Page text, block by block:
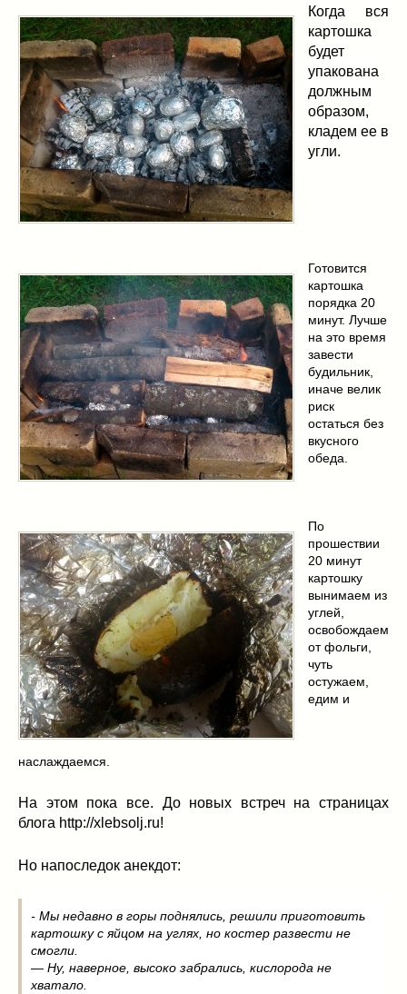
Когда вся
картошка
будет
упакована
должным
образом,
кладем ее в
угли.
Готовится
картошка
порядка 20
минут. Лучше
на это время
завести
будильник,
иначе велик
риск
остаться без
вкусного
обеда.
По
прошествии
20 минут
картошку
вынимаем из
углей,
освобождаем
от фольги,
чуть
остужаем,
едим и
наслаждаемся.
На этом пока все. До новых встреч на страницах
блога http://xlebsolj.ru!
Но напоследок анекдот:
- Мы недавно в горы поднялись, решили приготовить
картошку с яйцом на углях, но костер развести не
смогли.
— Ну, наверное, высоко забрались, кислорода не
хватало.